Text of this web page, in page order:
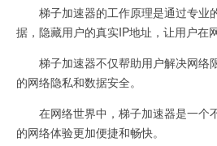
梯子加速器的工作原理是通过专业
据，隐藏用户的真实IP地址，让用户在
梯子加速器不仅帮助用户解决网络
的网络隐私和数据安全。
在网络世界中，梯子加速器是一个
的网络体验更加便捷和畅快。